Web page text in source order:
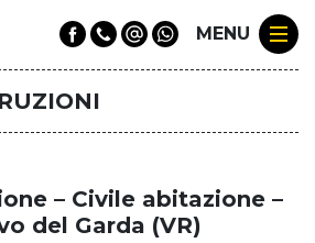
MENU
– Civile abitazione –
del Garda (VR)